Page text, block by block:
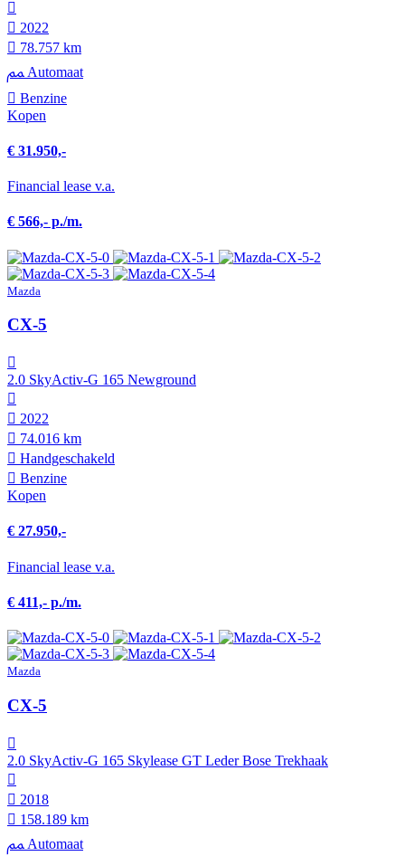
2022
78.757 km
Automaat
Benzine
Kopen
€ 31.950,-
Financial lease v.a.
€ 566,- p./m.
Mazda
CX-5
2.0 SkyActiv-G 165 Newground
2022
74.016 km
Hand­geschakeld
Benzine
Kopen
€ 27.950,-
Financial lease v.a.
€ 411,- p./m.
Mazda
CX-5
2.0 SkyActiv-G 165 Skylease GT Leder Bose Trekhaak
2018
158.189 km
Automaat